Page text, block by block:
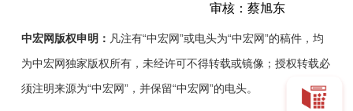
审核：蔡旭东
中宏网版权申明： 凡注有“中宏网”或电头为“中宏网”的稿件，均
为中宏网独家版权所有，未经许可不得转载或镜像；授权转载必
须注明来源为“中宏网”，并保留“中宏网”的电头。